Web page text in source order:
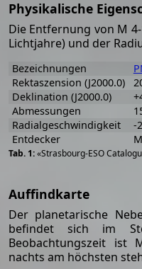
Physikalische
Die Entfernung von M
Lichtjahre) und der
«Strasbourg-ESO
Bezeichnungen
Rektaszension (J2000.0)
Deklination (J2000.0)
Abmessungen
Radialgeschwindigkeit
-
Entdecker
Auffindkarte
Der planetarische
befindet sich im
Beobachtungszeit ist
nachts am höchsten